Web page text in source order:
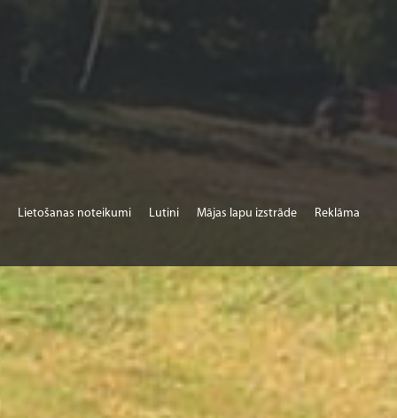
Lietošanas noteikumi Lutini Mājas lapu izstrāde Reklāma